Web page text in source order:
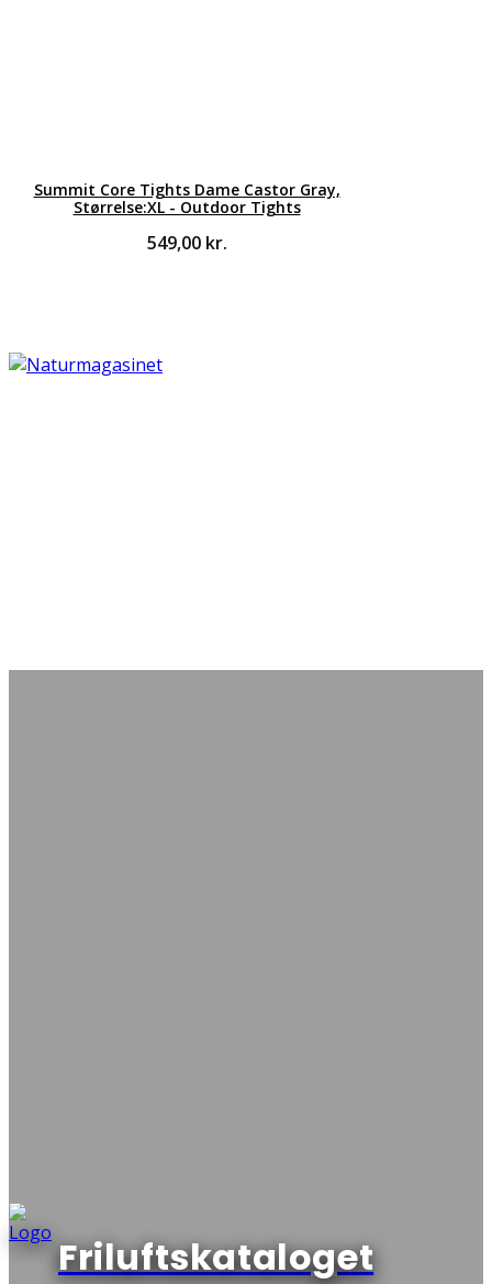
Summit Core Tights Dame Castor Gray,
Størrelse:XL - Outdoor Tights
549,00 kr.
Friluftskataloget